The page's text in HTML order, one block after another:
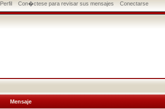
Perfil Con�ctese para revisar sus mensajes Conectarse
Mensaje